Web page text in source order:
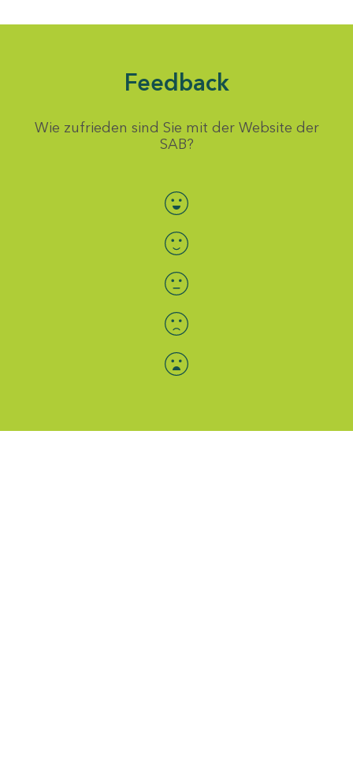
Feedback
Wie zufrieden sind Sie mit der Website der
SAB?
Bewertung auswählen